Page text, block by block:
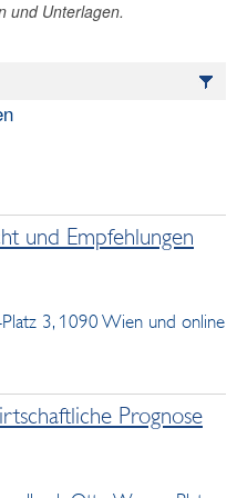
und Unterlagen.
und Empfehlungen
3, 1090 Wien und online
Prognose